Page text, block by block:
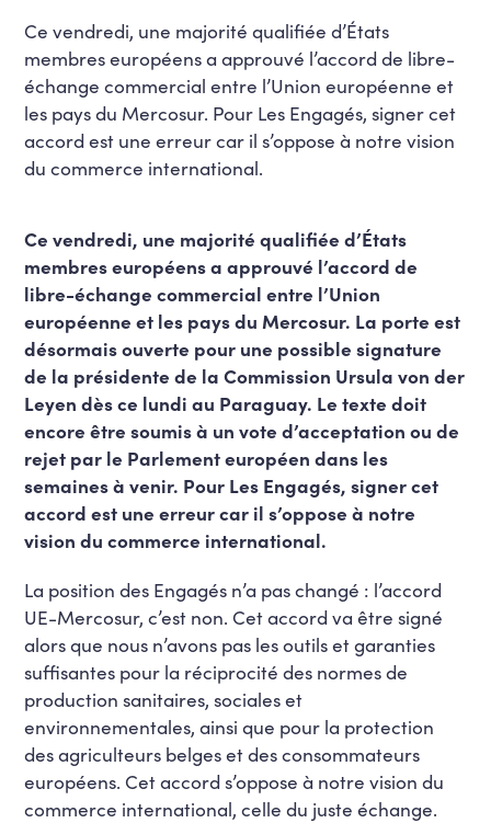
Ce vendredi, une majorité qualifiée d’États
membres européens a approuvé l’accord de libre-
échange commercial entre l’Union européenne et
les pays du Mercosur. Pour Les Engagés, signer cet
accord est une erreur car il s’oppose à notre vision
du commerce international.
Ce vendredi, une majorité qualifiée d’États
membres européens a approuvé l’accord de
libre-échange commercial entre l’Union
européenne et les pays du Mercosur. La porte est
désormais ouverte pour une possible signature
de la présidente de la Commission Ursula von der
Leyen dès ce lundi au Paraguay. Le texte doit
encore être soumis à un vote d’acceptation ou de
rejet par le Parlement européen dans les
semaines à venir. Pour Les Engagés, signer cet
accord est une erreur car il s’oppose à notre
vision du commerce international.
La position des Engagés n’a pas changé : l’accord
UE-Mercosur, c’est non. Cet accord va être signé
alors que nous n’avons pas les outils et garanties
suffisantes pour la réciprocité des normes de
production sanitaires, sociales et
environnementales, ainsi que pour la protection
des agriculteurs belges et des consommateurs
européens. Cet accord s’oppose à notre vision du
commerce international, celle du juste échange.